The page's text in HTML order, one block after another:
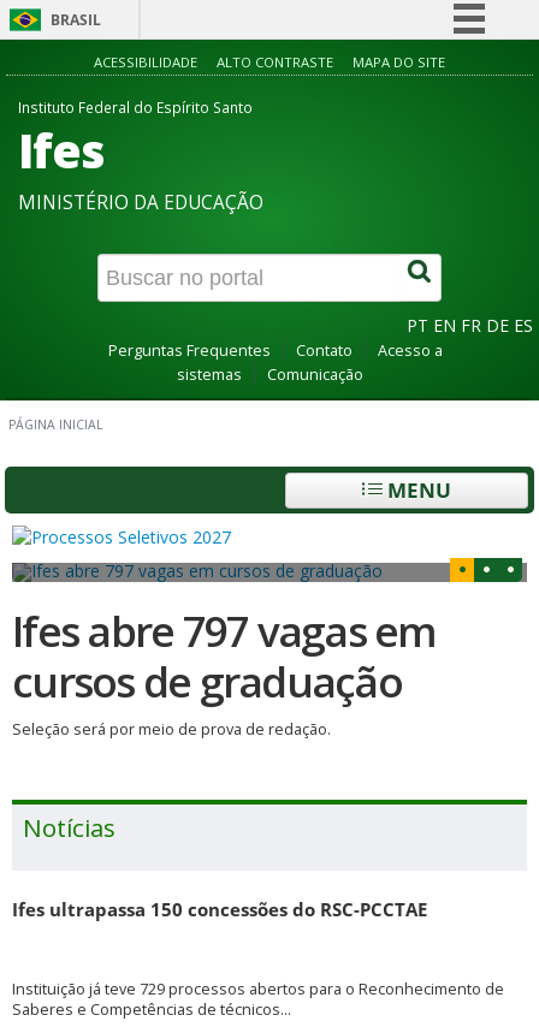
BRASIL
Simplifique!
Canais
ACESSIBILIDADE ALTO CONTRASTE MAPA DO SITE
Instituto Federal do Espírito Santo
Ifes
MINISTÉRIO DA EDUCAÇÃO
PT EN FR DE ES
Perguntas Frequentes Contato
Acesso a
sistemas
Comunicação
PÁGINA INICIAL
MENU
Ifes abre 797 vagas em
cursos de graduação
Seleção será por meio de prova de redação.
Notícias
Ifes ultrapassa 150 concessões do RSC-PCCTAE
Instituição já teve 729 processos abertos para o Reconhecimento de
Saberes e Competências de técnicos...